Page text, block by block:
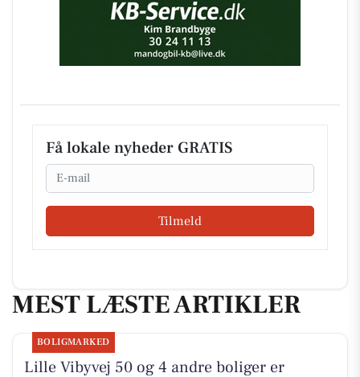
Få lokale nyheder GRATIS
Email
Tilmeld
MEST LÆSTE ARTIKLER
BOLIGMARKED
Lille Vibyvej 50 og 4 andre boliger er